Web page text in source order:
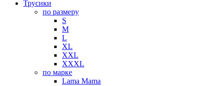
Трусики
по размеру
S
M
L
XL
XXL
XXXL
по марке
Lama Mama